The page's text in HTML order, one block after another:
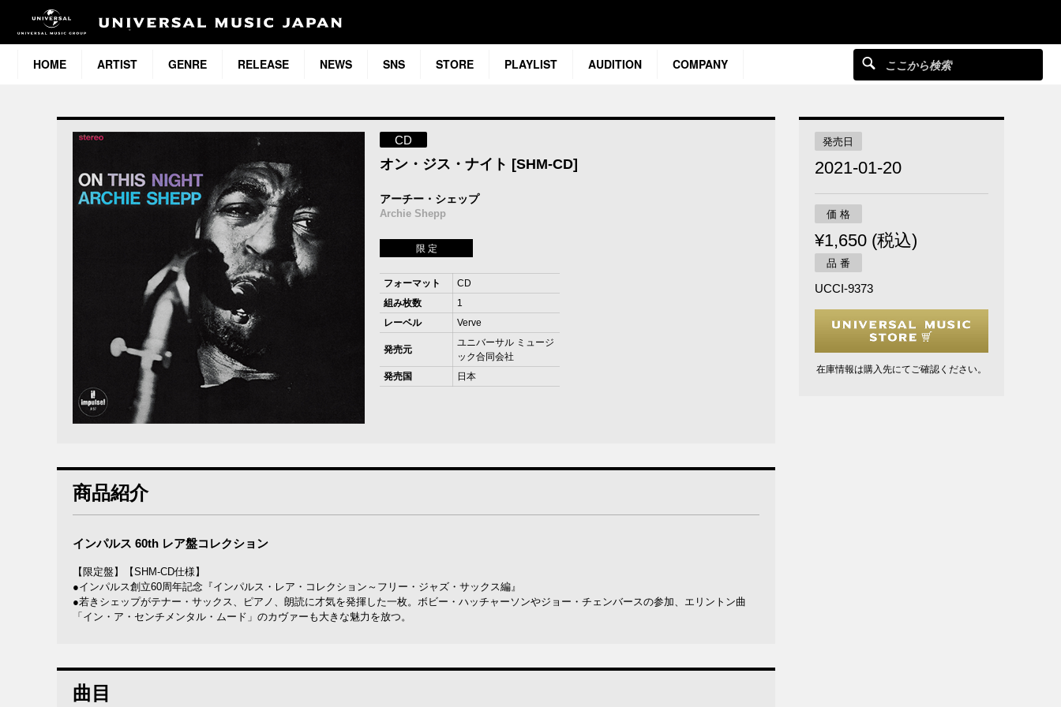
HOME ARTIST GENRE RELEASE NEWS SNS STORE PLAYLIST AUDITION COMPANY
CD
オン・ジス・ナイト [SHM-CD]
アーチー・シェップ
Archie Shepp
限 定
フォーマット
CD
組み枚数
1
レーベル
Verve
発売元
ユニバーサル ミュージ
ック合同会社
発売国
日本
商品紹介
インパルス 60th レア盤コレクション
【限定盤】【SHM-CD仕様】
●インパルス創立60周年記念『インパルス・レア・コレクション～フリー・ジャズ・サックス編』
●若きシェップがテナー・サックス、ピアノ、朗読に才気を発揮した一枚。ボビー・ハッチャーソンやジョー・チェンバースの参加、エリントン曲
「イン・ア・センチメンタル・ムード」のカヴァーも大きな魅力を放つ。
曲目
発売日
2021-01-20
価 格
¥1,650 (税込)
品 番
UCCI-9373
在庫情報は購入先にてご確認ください。